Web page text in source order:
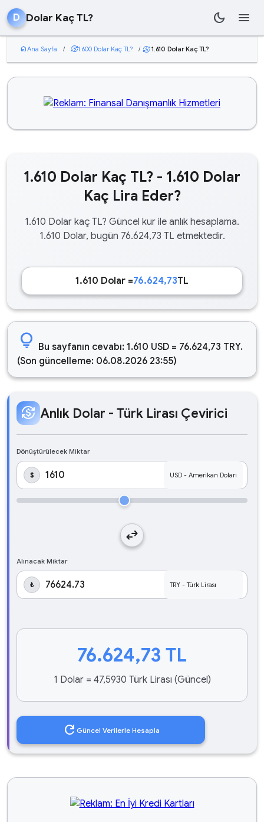
D Dolar Kaç TL? dark_mode menu
homeAna Sayfa / currency_exchange1.600 Dolar Kaç TL? / currency_exchange 1.610 Dolar Kaç TL?
1.610 Dolar Kaç TL? - 1.610 Dolar
Kaç Lira Eder?
1.610 Dolar kaç TL? Güncel kur ile anlık hesaplama.
1.610 Dolar, bugün 76.624,73 TL etmektedir.
1.610 Dolar =76.624,73TL
lightbulb Bu sayfanın cevabı: 1.610 USD = 76.624,73 TRY.
(Son güncelleme: 06.08.2026 23:55)
currency_exchange Anlık Dolar - Türk Lirası Çevirici
Dönüştürülecek Miktar
$
swap_horiz
Alınacak Miktar
₺
76.624,73 TL
1 Dolar = 47,5930 Türk Lirası (Güncel)
refresh Güncel Verilerle Hesapla